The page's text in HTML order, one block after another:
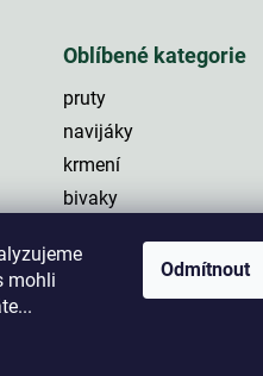
mohli
Odmítnout
Oblíbené kategorie
pruty
navijáky
krmení
bivaky
háčky